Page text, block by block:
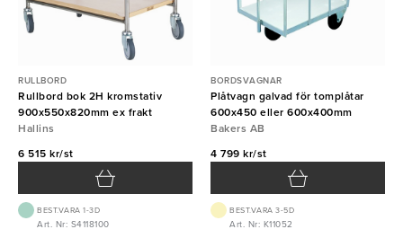
RULLBORD
Rullbord bok 2H kromstativ
900x550x820mm ex frakt
Hallins
6 515 kr/st
BEST.VARA 1-3D
Art. Nr: S4118100
BORDSVAGNAR
Plåtvagn galvad för tomplåtar
600x450 eller 600x400mm
Bakers AB
4 799 kr/st
BEST.VARA 3-5D
Art. Nr: K11052